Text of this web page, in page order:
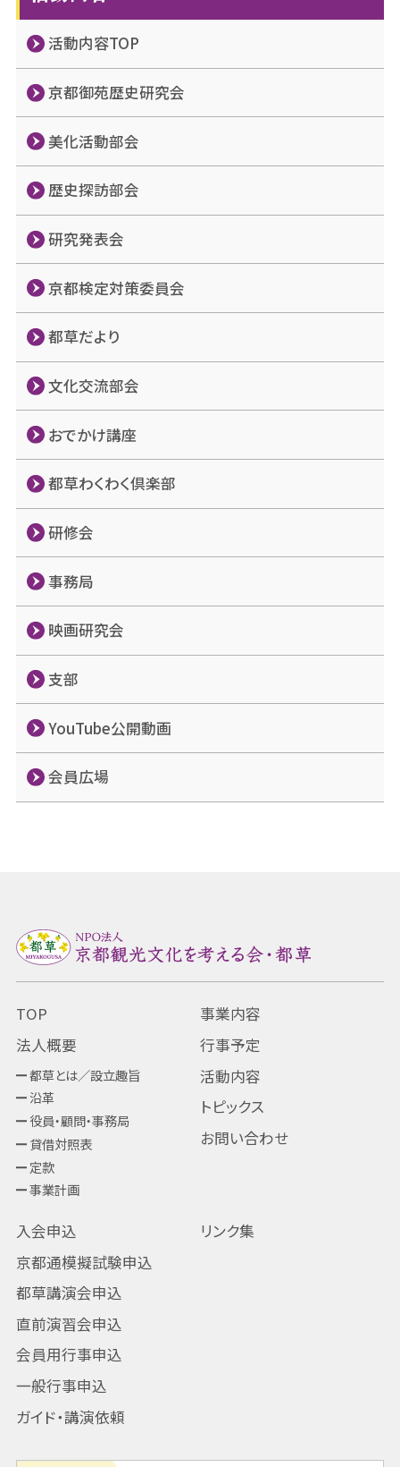
活動内容TOP
京都御苑歴史研究会
美化活動部会
歴史探訪部会
研究発表会
京都検定対策委員会
都草だより
文化交流部会
おでかけ講座
都草わくわく倶楽部
研修会
事務局
映画研究会
支部
YouTube公開動画
会員広場
TOP
法人概要
都草とは／設立趣旨
沿革
役員・顧問・事務局
貸借対照表
定款
事業計画
事業内容
行事予定
活動内容
トピックス
お問い合わせ
入会申込
京都通模擬試験申込
都草講演会申込
直前演習会申込
会員用行事申込
一般行事申込
ガイド・講演依頼
リンク集